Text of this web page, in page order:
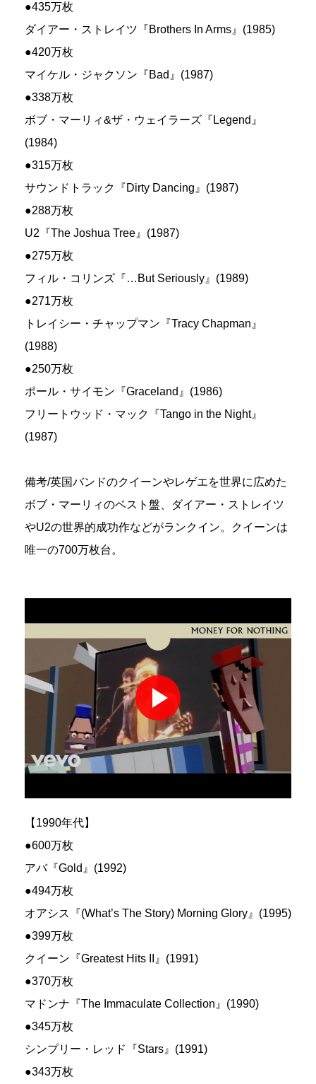
●435万枚
ダイアー・ストレイツ『Brothers In Arms』(1985)
●420万枚
マイケル・ジャクソン『Bad』(1987)
●338万枚
ボブ・マーリィ&ザ・ウェイラーズ『Legend』
(1984)
●315万枚
サウンドトラック『Dirty Dancing』(1987)
●288万枚
U2『The Joshua Tree』(1987)
●275万枚
フィル・コリンズ『…But Seriously』(1989)
●271万枚
トレイシー・チャップマン『Tracy Chapman』
(1988)
●250万枚
ポール・サイモン『Graceland』(1986)
フリートウッド・マック『Tango in the Night』
(1987)
備考/英国バンドのクイーンやレゲエを世界に広めた
ボブ・マーリィのベスト盤、ダイアー・ストレイツ
やU2の世界的成功作などがランクイン。クイーンは
唯一の700万枚台。
【1990年代】
●600万枚
アバ『Gold』(1992)
●494万枚
オアシス『(What’s The Story) Morning Glory』(1995)
●399万枚
クイーン『Greatest Hits II』(1991)
●370万枚
マドンナ『The Immaculate Collection』(1990)
●345万枚
シンプリー・レッド『Stars』(1991)
●343万枚